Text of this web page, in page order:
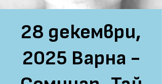
28 декември,
2025 Варна -